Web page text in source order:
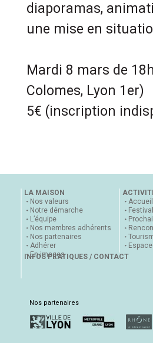
diaporamas,
une mise en
Mardi 8 mars de
Colomes, Lyon 1er)
5€ (inscription
LA MAISON
Nos valeurs
Notre démarche
L’équipe
Nos membres adhérents
Nos partenaires
Adhérer
En images
INFOS PRATIQUES / CONTACT
Nos partenaires